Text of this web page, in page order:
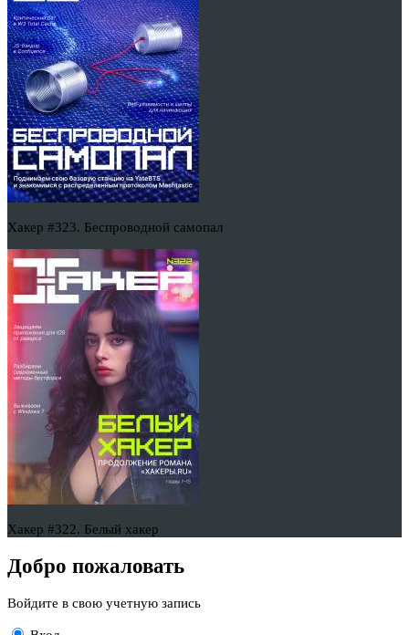
Хакер #323. Беспроводной самопал
Хакер #322. Белый хакер
Добро пожаловать
Войдите в свою учетную запись